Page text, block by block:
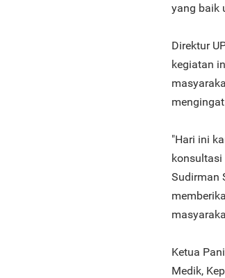
yang baik
Direktur
kegiatan
"Hari ini
konsultasi
Sudirman
Ketua
Medik,